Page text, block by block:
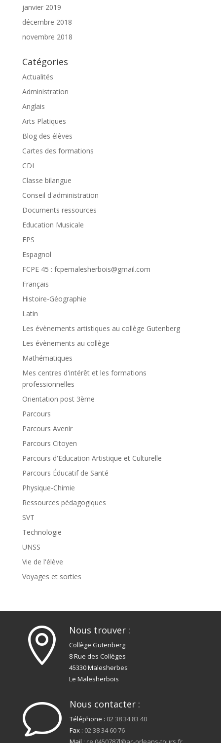
janvier 2019
décembre 2018
novembre 2018
Catégories
Actualités
Administration
Anglais
Arts Platiques
Blog des élèves
Cartes des formations
CDI
Classe bilangue
Conseil d'administration
Documents ressources
Education Musicale
EPS
Espagnol
FCPE 45 : fcpemalesherbois@gmail.com
Français
Histoire-Géographie
Latin
Les évènements artistiques au collège Gutenberg
Les évènements au collège
Mathématiques
Mes centres d'intérêt et les formations
professionnelles
Orientation post 3ème
Parcours
Parcours Avenir
Parcours Citoyen
Parcours d'Education Artistique et Culturelle
Parcours Éducatif de Santé
Physique-Chimie
Ressources pédagogiques
SVT
Technologie
UNSS
Vie de l'élève
Voyages et sorties
 Nous trouver :
Collège Gutenberg
8 Rue des Collèges
45330 Malesherbes
Le Malesherbois
v Nous contacter :
Téléphone : 02 38 34 83 40
Fax : 02 38 34 60 76